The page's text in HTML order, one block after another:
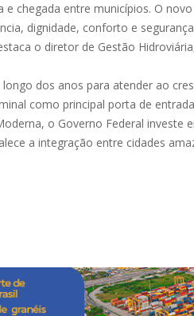
chegada entre municípios. O
dignidade, conforto e
o diretor de Gestão
dos anos para atender ao
como principal porta de
o Governo Federal investe
a integração entre cidades